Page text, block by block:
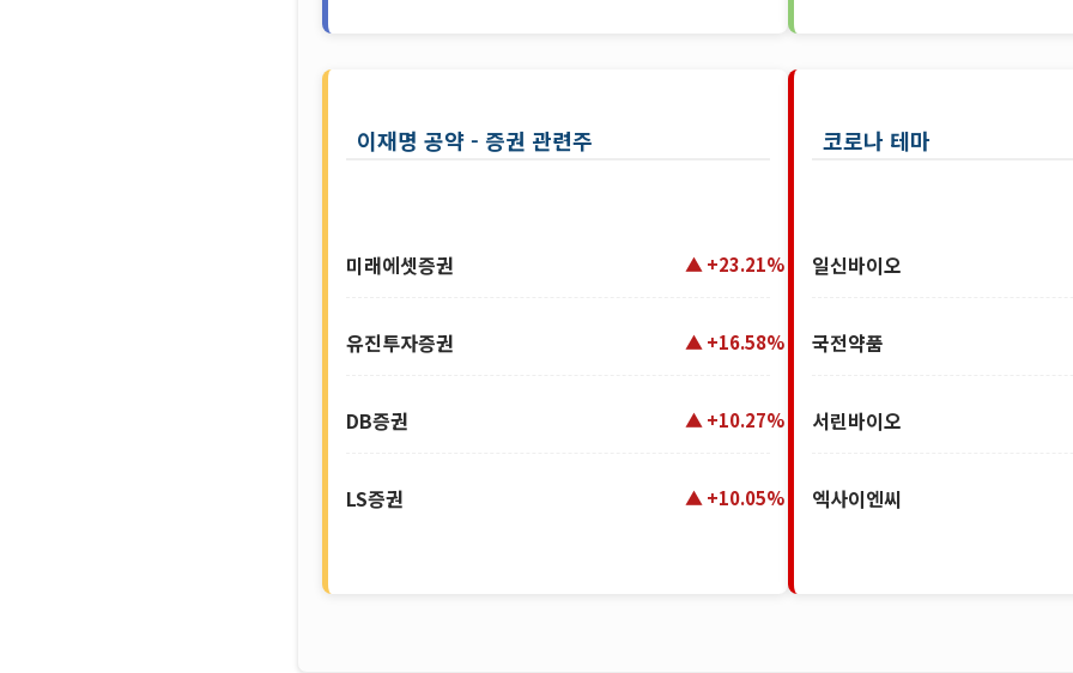
이재명 공약 - 증권 관련주
미래에셋증권 +23.21%
유진투자증권 +16.58%
DB증권 +10.27%
LS증권 +10.05%
코로나 테마
일신바이오
국전약품
서린바이오
엑사이엔씨